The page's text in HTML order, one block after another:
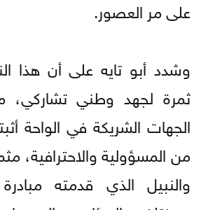
على مر العصور.
وشدد أبو تايه على أن هذا
ثمرة لجهد وطني تشاركي،
الجهات الشريكة في الواحة
من المسؤولية والاحترافية،
والنبيل الذي قدمته